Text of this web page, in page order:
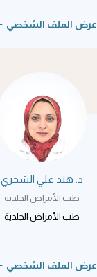
عرض الملف الشخصي
د. هند علي الشحري
طب الأمراض الجلدية
طب الأمراض الجلدية
عرض الملف الشخصي